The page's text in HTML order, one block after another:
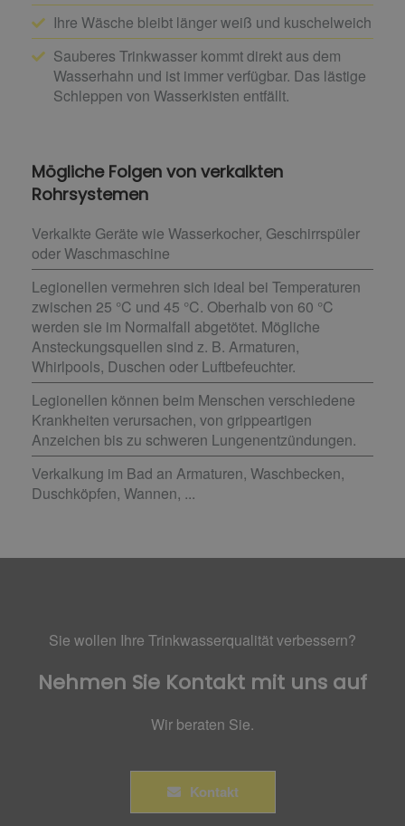
Ihre Wäsche bleibt länger weiß und kuschelweich
Sauberes Trinkwasser kommt direkt aus dem
Wasserhahn und ist immer verfügbar. Das lästige
Schleppen von Wasserkisten entfällt.
Mögliche Folgen von verkalkten
Rohrsystemen
Verkalkte Geräte wie Wasserkocher, Geschirrspüler
oder Waschmaschine
Legionellen vermehren sich ideal bei Temperaturen
zwischen 25 °C und 45 °C. Oberhalb von 60 °C
werden sie im Normalfall abgetötet. Mögliche
Ansteckungsquellen sind z. B. Armaturen,
Whirlpools, Duschen oder Luftbefeuchter.
Legionellen können beim Menschen verschiedene
Krankheiten verursachen, von grippeartigen
Anzeichen bis zu schweren Lungenentzündungen.
Verkalkung im Bad an Armaturen, Waschbecken,
Duschköpfen, Wannen, ...
Sie wollen Ihre Trinkwasserqualität verbessern?
Nehmen Sie Kontakt mit uns auf
Wir beraten Sie.
Kontakt